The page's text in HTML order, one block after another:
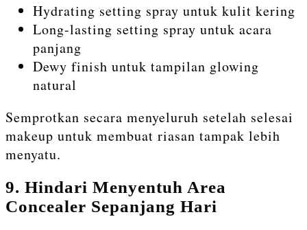
Hydrating setting spray untuk kulit kering
Long-lasting setting spray untuk acara
panjang
Dewy finish untuk tampilan glowing
natural
Semprotkan secara menyeluruh setelah selesai
makeup untuk membuat riasan tampak lebih
menyatu.
9. Hindari Menyentuh Area
Concealer Sepanjang Hari